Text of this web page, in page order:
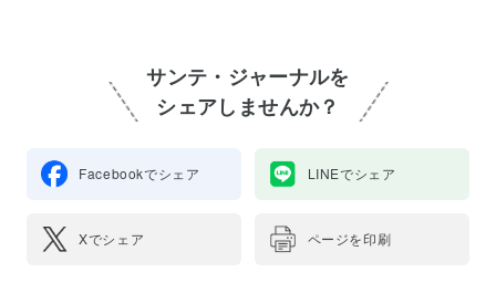
サンテ・ジャーナルを
シェアしませんか？
Facebookでシェア LINEでシェア
Xでシェア ページを印刷